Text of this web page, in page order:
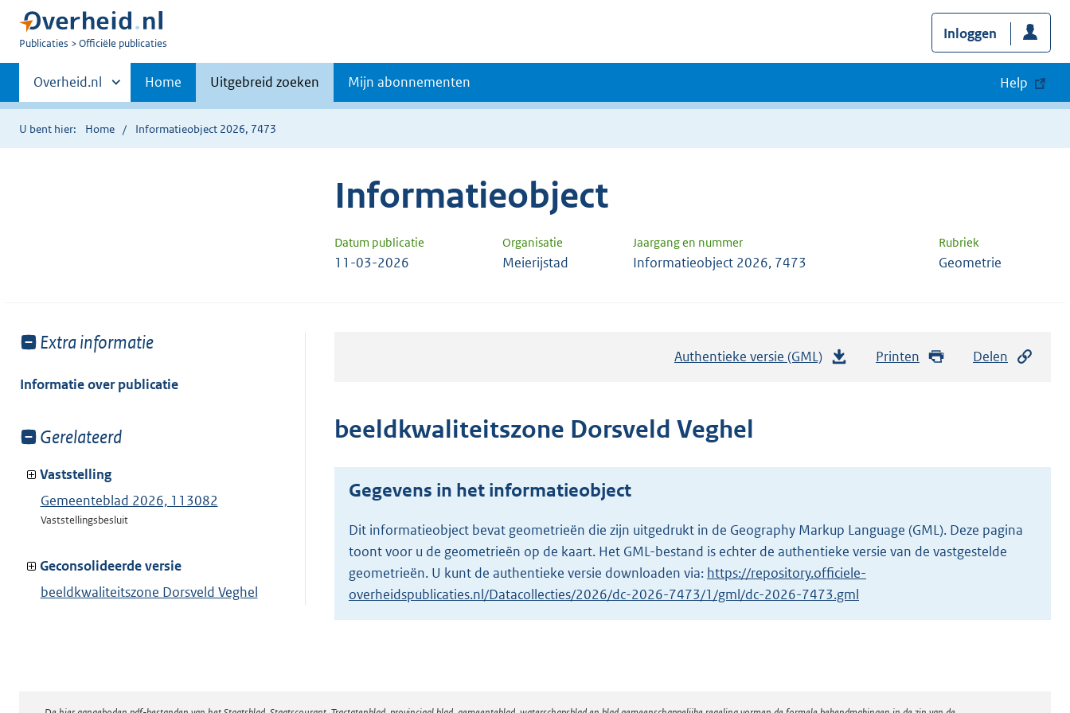
U
Publicaties Officiële publicaties
Inloggen
Primaire
navigatie
Andere
sites
binnen
Overheid.nl Home Uitgebreid zoeken Mijn abonnementen Help
U bent hier: Home Informatieobject 2026, 7473
Informatieobject
Datum publicatie Organisatie Jaargang en nummer Rubriek
11-03-2026 Meierijstad Informatieobject 2026, 7473 Geometrie
Toon
van:
Extra informatie
Informatie over publicatie
Toon
van:
Gerelateerd
Vaststelling
Gemeenteblad 2026, 113082
Vaststellingsbesluit
Geconsolideerde versie
beeldkwaliteitszone Dorsveld Veghel
Authentieke versie (GML)
n
g
r
o
o
Printen Delen
beeldkwaliteitszone Dorsveld Veghel
Gegevens in het informatieobject
Dit informatieobject bevat geometrieën die zijn uitgedrukt in de Geography Markup Language (GML). Deze pagina
toont voor u de geometrieën op de kaart. Het GML-bestand is echter de authentieke versie van de vastgestelde
geometrieën. U kunt de authentieke versie downloaden via: https://repository.officiele-
overheidspublicaties.nl/Datacollecties/2026/dc-2026-7473/1/gml/dc-2026-7473.gml